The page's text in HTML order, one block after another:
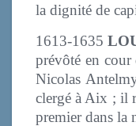
la dignité de
1613-1635
prévôté en
Nicolas
clergé à Aix ; il
premier dans la